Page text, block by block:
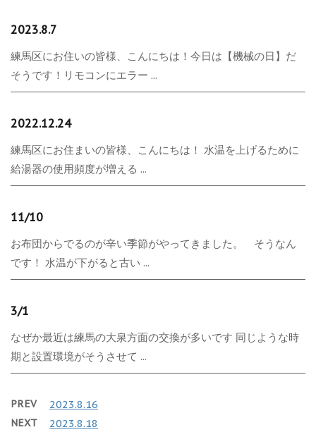
2023.8.7
練馬区にお住いの皆様、こんにちは！今日は【機械の日】だ
そうです！リモコンにエラー ...
2022.12.24
練馬区にお住まいの皆様、こんにちは！ 水温を上げるために
給湯器の使用頻度が増える ...
11/10
お布団からでるのが辛い季節がやってきました。 そうなん
です！ 水温が下がると古い ...
3/1
なぜか最近は練馬の大泉方面の交換が多いです 同じような時
期と設置環境がそうさせて ...
PREV 2023.8.16
NEXT 2023.8.18